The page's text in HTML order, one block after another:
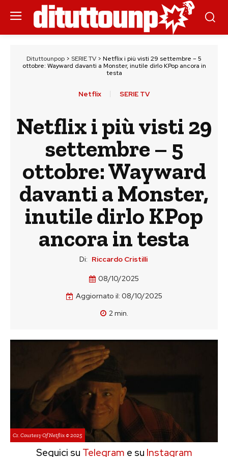
Dituttounpop > SERIE TV > Netflix i più visti 29 settembre – 5
ottobre: Wayward davanti a Monster, inutile dirlo KPop ancora in
testa
Netflix SERIE TV
Netflix i più visti 29
settembre – 5
ottobre: Wayward
davanti a Monster,
inutile dirlo KPop
ancora in testa
Di: Riccardo Cristilli
08/10/2025
Aggiornato il: 08/10/2025
2min.
Cr. Courtesy Of Netflix © 2025
Seguici su Telegram e su Instagram